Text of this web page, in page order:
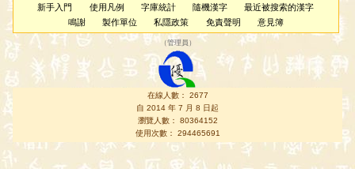
新手入門 使用凡例 字庫統計 隨機漢字
最近被搜索的漢字
鳴謝
製作單位 私隱政策 免責聲明 意見簿
（管理員 ）
在線人數： 2677
自 2014 年 7 月 8 日起
瀏覽人數： 80364152
使用次數： 294465691